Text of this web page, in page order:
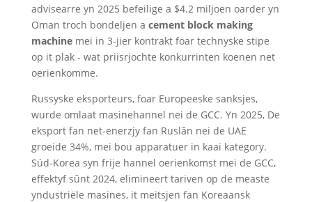
advisearre yn 2025 befeilige a $4.2 miljoen oarder yn
Oman troch bondeljen a cement block making
machine mei in 3-jier kontrakt foar technyske stipe
op it plak - wat priisrjochte konkurrinten koenen net
oerienkomme.
Russyske eksporteurs, foar Europeeske sanksjes,
wurde omlaat masinehannel nei de GCC. Yn 2025, De
eksport fan net-enerzjy fan Ruslân nei de UAE
groeide 34%, mei bou apparatuer in kaai kategory.
Súd-Korea syn frije hannel oerienkomst mei de GCC,
effektyf sûnt 2024, elimineert tariven op de measte
yndustriële masines, it meitsjen fan Koreaansk